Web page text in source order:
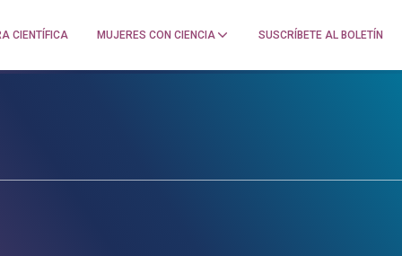
CIENTÍFICA MUJERES CON CIENCIA SUSCRÍBETE AL BOLETÍN